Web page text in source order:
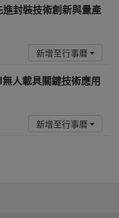
進封裝技術創新與量產
新增至行事曆
無人載具關鍵技術應用
新增至行事曆